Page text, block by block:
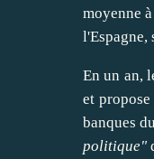
moyenne
l'Espagne,
En un an,
et
banques
politique"